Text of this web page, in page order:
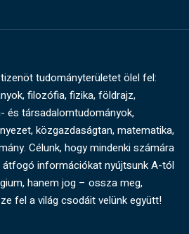
tudományterületet ölel fel:
filozófia, fizika, földrajz,
és társadalomtudományok,
közgazdaságtan, matematika,
Célunk, hogy mindenki számára
információkat nyújtsunk A-tól
hanem jog – ossza meg,
fel a világ csodáit velünk együtt!